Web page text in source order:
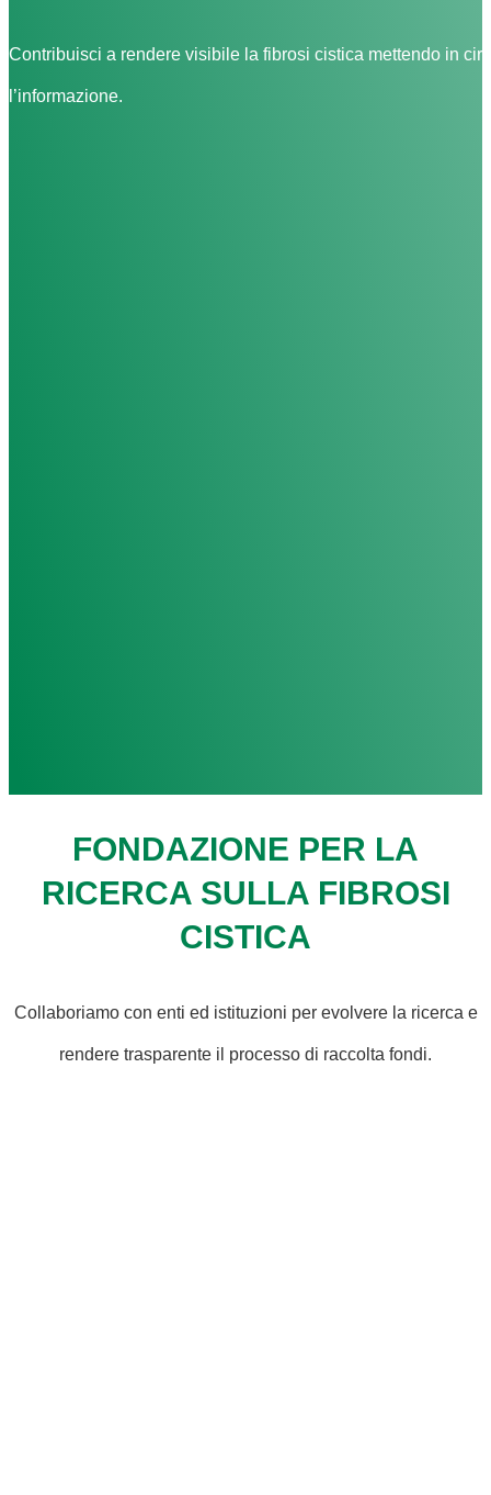
Contribuisci a rendere visibile la fibrosi cistica mettendo in
l’informazione.
FONDAZIONE PER LA
RICERCA SULLA FIBROSI
CISTICA
Collaboriamo con enti ed istituzioni per evolvere la ricerca e
rendere trasparente il processo di raccolta fondi.